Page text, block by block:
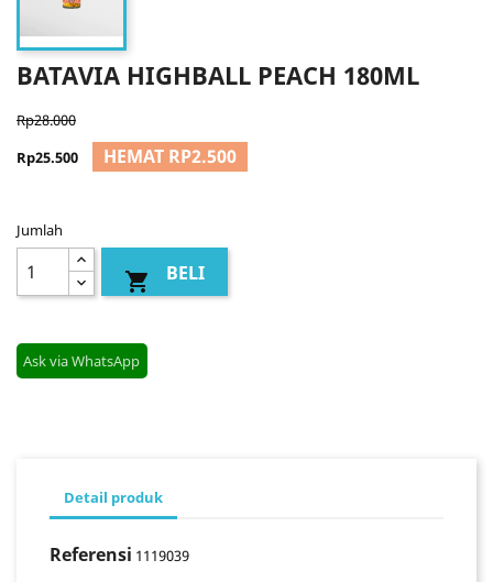
BATAVIA HIGHBALL PEACH 180ML
Rp28.000
Rp25.500
HEMAT RP2.500
Jumlah
 BELI
Ask via WhatsApp
Detail produk
Referensi 1119039